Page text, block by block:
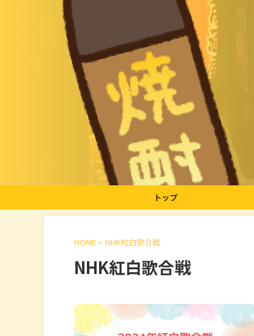
トップ
HOME > NHK紅白歌合戦
NHK紅白歌合戦